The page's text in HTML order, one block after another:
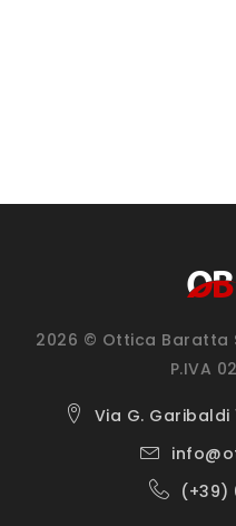
2026 © Ottica Baratta
P.IVA
Via G. Garibaldi
(+39)